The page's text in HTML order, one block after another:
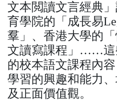
文本閲讀文言經典
育學院的「成長易
羣」、香港大學的
文讀寫課程」……這
的校本語文課程內
學習的興趣和能力
及正面價值觀。